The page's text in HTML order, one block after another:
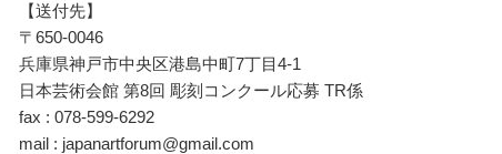
【送付先】
〒650-0046
兵庫県神戸市中央区港島中町7丁目4-1
日本芸術会館 第8回 彫刻コンクール応募 TR係
fax : 078-599-6292
mail : japanartforum@gmail.com